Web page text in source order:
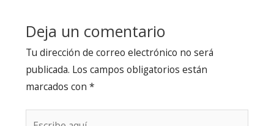
Deja un comentario
Tu dirección de correo electrónico no será
publicada. Los campos obligatorios están
marcados con *